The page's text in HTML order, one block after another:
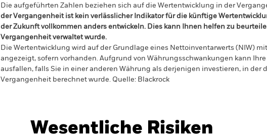
Die aufgeführten Zahlen beziehen sich auf die Wertentwicklung in der
der Vergangenheit ist kein verlässlicher Indikator für die künftige
der Zukunft vollkommen anders entwickeln. Dies kann Ihnen helfen zu
Vergangenheit verwaltet wurde.
Die Wertentwicklung wird auf der Grundlage eines Nettoinventarwerts (NIW)
angezeigt, sofern vorhanden. Aufgrund von Währungsschwankungen kann
ausfallen, falls Sie in einer anderen Währung als derjenigen investieren, in der
Vergangenheit berechnet wurde. Quelle: Blackrock
Wesentliche Risiken